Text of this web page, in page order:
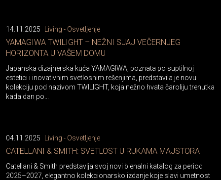
14.11.2025 Living - Osvetljenje
YAMAGIWA TWILIGHT – NEŽNI SJAJ VEČERNJEG
HORIZONTA U VAŠEM DOMU
Japanska dizajnerska kuća YAMAGIWA, poznata po suptilnoj
estetici i inovativnim svetlosnim rešenjima, predstavila je novu
kolekciju pod nazivom TWILIGHT, koja nežno hvata čaroliju trenutka
kada dan po...
04.11.2025 Living - Osvetljenje
CATELLANI & SMITH: SVETLOST U RUKAMA MAJSTORA
Catellani & Smith predstavlja svoj novi bienalni katalog za period
2025–2027, elegantno kolekcionarsko izdanje koje slavi umetnost